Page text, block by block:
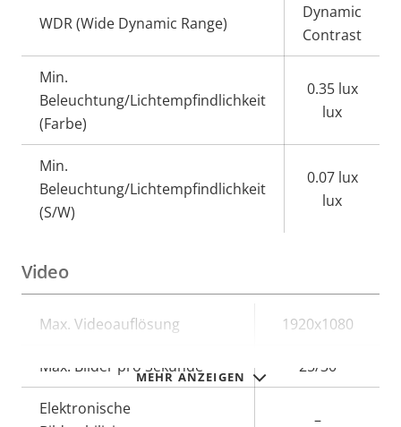
MEHR ANZEIGEN
WDR (Wide Dynamic Range)
Dynamic
Contrast
Min.
Beleuchtung/Lichtempfindlichkeit
(Farbe)
0.35 lux
lux
Min.
Beleuchtung/Lichtempfindlichkeit
(S/W)
0.07 lux
lux
Video
Eigentumsbeschreibung Eigentumswert
Max. Videoauflösung 1920x1080
Max. Bilder pro Sekunde 25/30
Elektronische
–